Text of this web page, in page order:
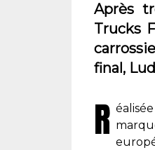
Après
Trucks
final,
R